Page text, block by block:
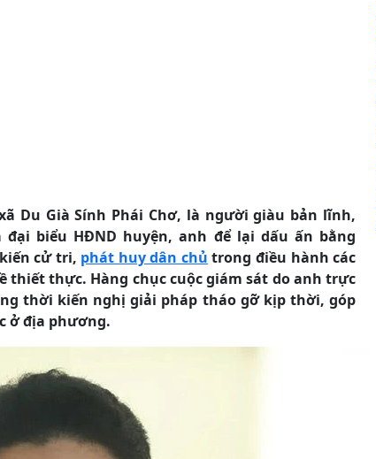
Du Già Sính Phái Chơ, là người giàu bản lĩnh,
biểu HĐND huyện, anh để lại dấu ấn bằng
cử tri, phát huy dân chủ trong điều hành các
thực. Hàng chục cuộc giám sát do anh trực
thời kiến nghị giải pháp tháo gỡ kịp thời, góp
ở địa phương.